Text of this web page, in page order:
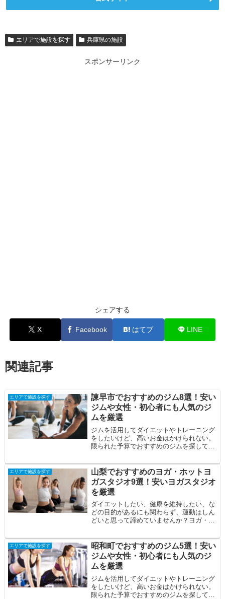
エリアで施設を探す 兵庫県の施設
スポンサーリンク
シェアする
X Facebook はてブ LINE
関連記事
エリアで施設を探す
諫早市でおすすめのジム8選！安い
ジムや女性・初心者にも人気のジ
ムを厳選
ジムを活用してダイエットやトレーニング
をしたいけど、高いお金はかけられない。
限られた予算でおすすめのジムを探してい
方の悩み...
エリアで施設を探す
山梨でおすすめのヨガ・ホットヨ
ガスタジオ9選！安いヨガスタジオ
を厳選
ダイエットしたい、健康を維持したい、な
どの目的があるにも関わらず、運動はしん
どいと思って諦めていませんか？ヨガ・ホ
今までジ...
エリアで施設を探す
昭和町でおすすめのジム5選！安い
ジムや女性・初心者にも人気のジ
ムを厳選
ジムを活用してダイエットやトレーニング
をしたいけど、高いお金はかけられない。
限られた予算でおすすめのジムを探してい